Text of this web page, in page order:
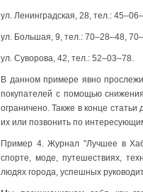
ул. Ленинградская, 28, тел.:
ул. Большая, 9, тел.: 70–28–48,
ул. Суворова, 42, тел.: 52–03–78.
В данном примере явно
покупателей с помощью
ограничено. Также в конце
их или позвонить по
Пример 4. Журнал "Лучшее в
спорте, моде, путешествиях,
людях города, успешных